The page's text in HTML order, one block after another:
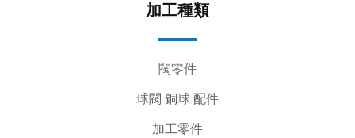
加工種類
閥零件
球閥 銅球 配件
加工零件